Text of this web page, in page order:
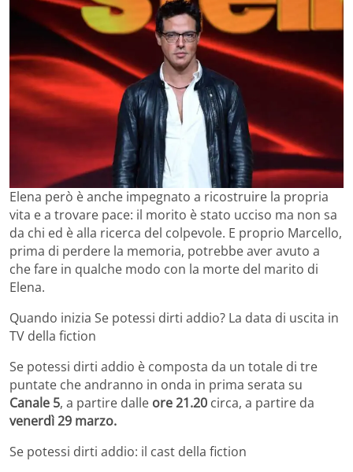
Elena però è anche impegnato a ricostruire la propria
vita e a trovare pace: il morito è stato ucciso ma non sa
da chi ed è alla ricerca del colpevole. E proprio Marcello,
prima di perdere la memoria, potrebbe aver avuto a
che fare in qualche modo con la morte del marito di
Elena.
Quando inizia Se potessi dirti addio? La data di uscita in
TV della fiction
Se potessi dirti addio è composta da un totale di tre
puntate che andranno in onda in prima serata su
Canale 5, a partire dalle ore 21.20 circa, a partire da
venerdì 29 marzo.
Se potessi dirti addio: il cast della fiction